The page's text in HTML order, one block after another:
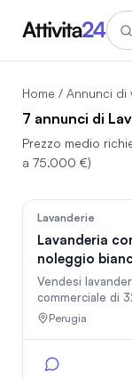
Home / Annunci di
7 annunci di
Prezzo medio
a 75.000 €)
Lavanderie
Lavanderia
noleggio
Vendesi
commerciale di
enti pubblici,
noleggio
Perugia